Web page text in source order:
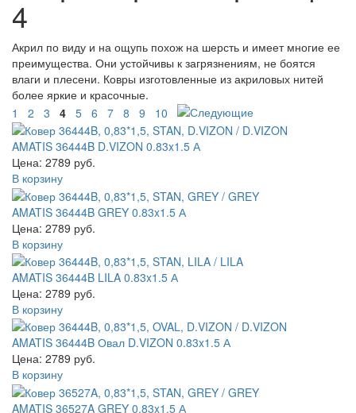
4
Акрил по виду и на ощупь похож на шерсть и имеет многие ее
преимущества. Они устойчивы к загрязнениям, не боятся
влаги и плесени. Ковры изготовленные из акриловых нитей
более яркие и красочные.
1
2 3 4 5 6 7 8 9 10
AMATIS 36444B D.VIZON 0.83x1.5 А
Цена: 2789 руб.
В корзину
AMATIS 36444B GREY 0.83x1.5 А
Цена: 2789 руб.
В корзину
AMATIS 36444B LILA 0.83x1.5 А
Цена: 2789 руб.
В корзину
AMATIS 36444B Овал D.VIZON 0.83x1.5 А
Цена: 2789 руб.
В корзину
AMATIS 36527A GREY 0.83x1.5 А